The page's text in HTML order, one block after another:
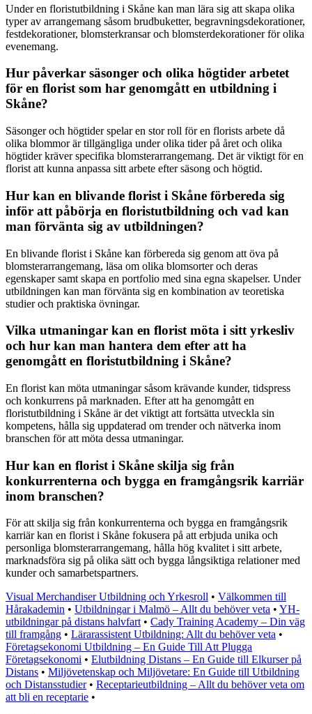
Under en floristutbildning i Skåne kan man lära sig att skapa olika
typer av arrangemang såsom brudbuketter, begravningsdekorationer,
festdekorationer, blomsterkransar och blomsterdekorationer för olika
evenemang.
Hur påverkar säsonger och olika högtider arbetet
för en florist som har genomgått en utbildning i
Skåne?
Säsonger och högtider spelar en stor roll för en florists arbete då
olika blommor är tillgängliga under olika tider på året och olika
högtider kräver specifika blomsterarrangemang. Det är viktigt för en
florist att kunna anpassa sitt arbete efter säsong och högtid.
Hur kan en blivande florist i Skåne förbereda sig
inför att påbörja en floristutbildning och vad kan
man förvänta sig av utbildningen?
En blivande florist i Skåne kan förbereda sig genom att öva på
blomsterarrangemang, läsa om olika blomsorter och deras
egenskaper samt skapa en portfolio med sina egna skapelser. Under
utbildningen kan man förvänta sig en kombination av teoretiska
studier och praktiska övningar.
Vilka utmaningar kan en florist möta i sitt yrkesliv
och hur kan man hantera dem efter att ha
genomgått en floristutbildning i Skåne?
En florist kan möta utmaningar såsom krävande kunder, tidspress
och konkurrens på marknaden. Efter att ha genomgått en
floristutbildning i Skåne är det viktigt att fortsätta utveckla sin
kompetens, hålla sig uppdaterad om trender och nätverka inom
branschen för att möta dessa utmaningar.
Hur kan en florist i Skåne skilja sig från
konkurrenterna och bygga en framgångsrik karriär
inom branschen?
För att skilja sig från konkurrenterna och bygga en framgångsrik
karriär kan en florist i Skåne fokusera på att erbjuda unika och
personliga blomsterarrangemang, hålla hög kvalitet i sitt arbete,
marknadsföra sig på olika sätt och bygga långsiktiga relationer med
kunder och samarbetspartners.
Visual Merchandiser Utbildning och Yrkesroll • Välkommen till
Hårakademin • Utbildningar i Malmö – Allt du behöver veta • YH-
utbildningar på distans halvfart• Cady Training Academy – Din väg
till framgång • Lärarassistent Utbildning: Allt du behöver veta •
Företagsekonomi Utbildning – En Guide Till Att Plugga
Företagsekonomi • Elutbildning Distans – En Guide till Elkurser på
Distans • Miljövetenskap och Miljövetare: En Guide till Utbildning
och Distansstudier• Receptarieutbildning – Allt du behöver veta om
att bli en receptarie •